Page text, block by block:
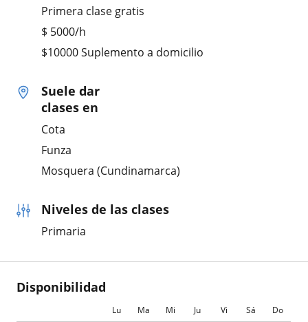
Primera clase gratis
$ 5000/h
$10000 Suplemento a domicilio
Suele dar
clases en
Cota
Funza
Mosquera (Cundinamarca)
Niveles de las clases
Primaria
Disponibilidad
Lu Ma Mi Ju Vi Sá Do